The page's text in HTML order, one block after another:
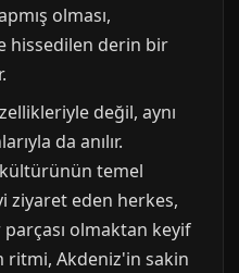
olması,
hissedilen derin bir
değil, aynı
da anılır.
temel
ziyaret eden herkes,
olmaktan keyif
ritmi, Akdeniz'in sakin